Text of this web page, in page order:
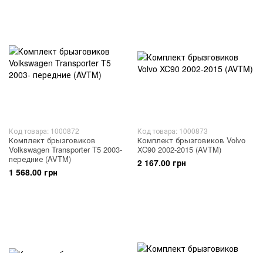
Код товара: 1000872
Комплект брызговиков
Volkswagen Transporter T5 2003-
передние (AVTM)
1 568.00 грн
Код товара: 1000873
Комплект брызговиков Volvo
XC90 2002-2015 (AVTM)
2 167.00 грн